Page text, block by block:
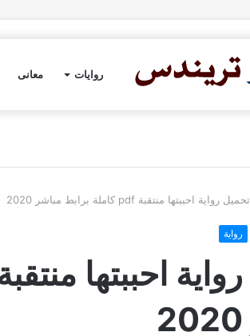
روايات معانى
تحميل رواية احببتها منتقبة pdf كاملة برابط مباشر 2020
رواية